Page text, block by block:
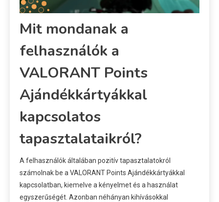
Mit mondanak a
felhasználók a
VALORANT Points
Ajándékkártyákkal
kapcsolatos
tapasztalataikról?
A felhasználók általában pozitív tapasztalatokról
számolnak be a VALORANT Points Ajándékkártyákkal
kapcsolatban, kiemelve a kényelmet és a használat
egyszerűségét. Azonban néhányan kihívásokkal